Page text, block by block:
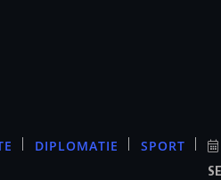
DIPLOMATIE SPORT